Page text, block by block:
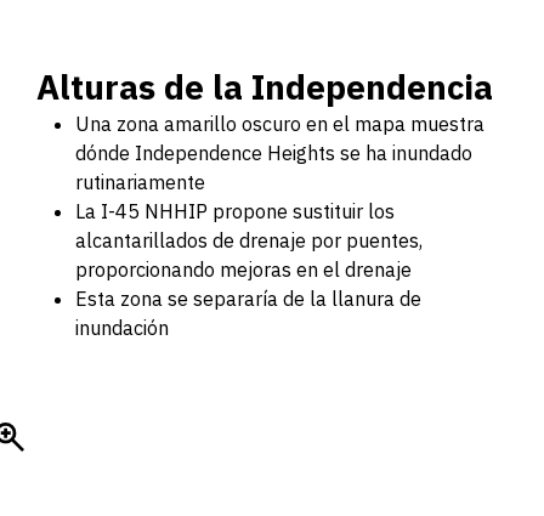
Alturas de la Independencia
Una zona amarillo oscuro en el mapa muestra
dónde Independence Heights se ha inundado
rutinariamente
La I-45 NHHIP propone sustituir los
alcantarillados de drenaje por puentes,
proporcionando mejoras en el drenaje
Esta zona se separaría de la llanura de
inundación